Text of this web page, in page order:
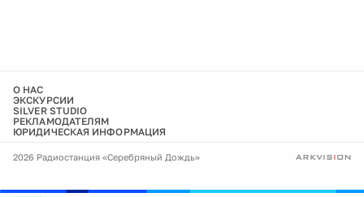
О НАС
ЭКСКУРСИИ
SILVER STUDIO
РЕКЛАМОДАТЕЛЯМ
ЮРИДИЧЕСКАЯ ИНФОРМАЦИЯ
2026 Радиостанция «Серебряный Дождь»